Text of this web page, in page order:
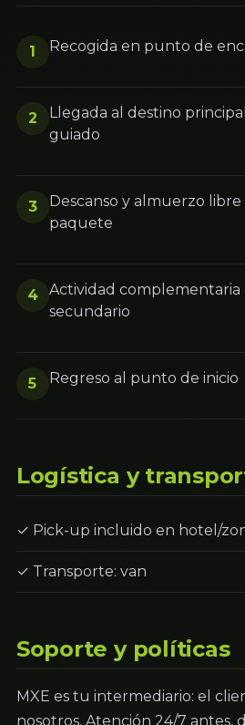
1 Recogida en punto de
2
Llegada al destino
guiado
3
Descanso y almuerzo
paquete
4
Actividad complementaria
secundario
5 Regreso al punto de inicio
Logística y
✓ Pick-up incluido en hotel/
✓ Transporte: van
Soporte y políticas
MXE es tu intermediario: el
nosotros. Atención 24/7 antes,